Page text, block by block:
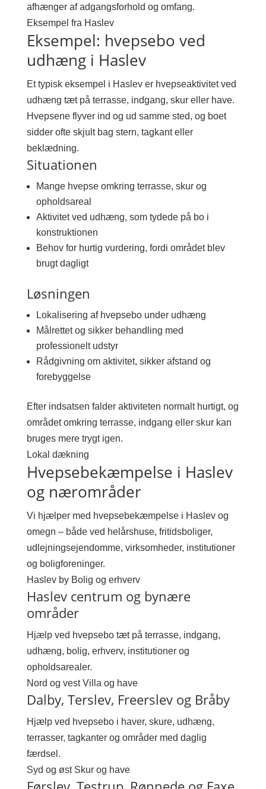
afhænger af adgangsforhold og omfang.
Eksempel fra Haslev
Eksempel: hvepsebo ved
udhæng i Haslev
Et typisk eksempel i Haslev er hvepseaktivitet ved
udhæng tæt på terrasse, indgang, skur eller have.
Hvepsene flyver ind og ud samme sted, og boet
sidder ofte skjult bag stern, tagkant eller
beklædning.
Situationen
Mange hvepse omkring terrasse, skur og
opholdsareal
Aktivitet ved udhæng, som tydede på bo i
konstruktionen
Behov for hurtig vurdering, fordi området blev
brugt dagligt
Løsningen
Lokalisering af hvepsebo under udhæng
Målrettet og sikker behandling med
professionelt udstyr
Rådgivning om aktivitet, sikker afstand og
forebyggelse
Efter indsatsen falder aktiviteten normalt hurtigt, og
området omkring terrasse, indgang eller skur kan
bruges mere trygt igen.
Lokal dækning
Hvepsebekæmpelse i Haslev
og nærområder
Vi hjælper med hvepsebekæmpelse i Haslev og
omegn – både ved helårshuse, fritidsboliger,
udlejningsejendomme, virksomheder, institutioner
og boligforeninger.
Haslev by Bolig og erhverv
Haslev centrum og bynære
områder
Hjælp ved hvepsebo tæt på terrasse, indgang,
udhæng, bolig, erhverv, institutioner og
opholdsarealer.
Nord og vest Villa og have
Dalby, Terslev, Freerslev og Bråby
Hjælp ved hvepsebo i haver, skure, udhæng,
terrasser, tagkanter og områder med daglig
færdsel.
Syd og øst Skur og have